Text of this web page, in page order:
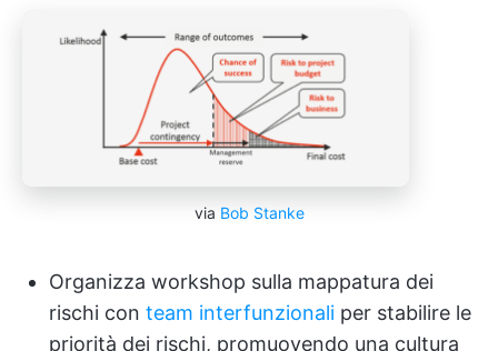
via Bob Stanke
Organizza workshop sulla mappatura dei
rischi con team interfunzionali per stabilire le
priorità dei rischi, promuovendo una cultura